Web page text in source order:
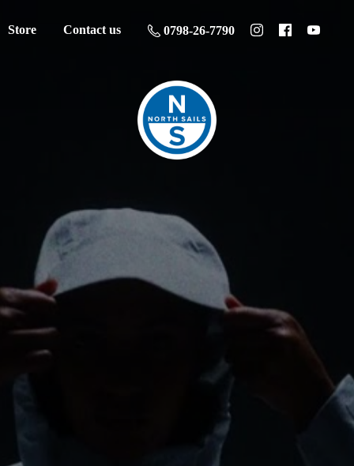
Store Contact us 0798-26-7790